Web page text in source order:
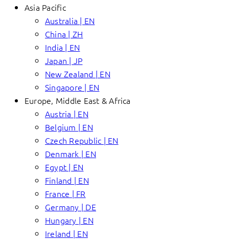
Asia Pacific
Australia | EN
China | ZH
India | EN
Japan | JP
New Zealand | EN
Singapore | EN
Europe, Middle East & Africa
Austria | EN
Belgium | EN
Czech Republic | EN
Denmark | EN
Egypt | EN
Finland | EN
France | FR
Germany | DE
Hungary | EN
Ireland | EN